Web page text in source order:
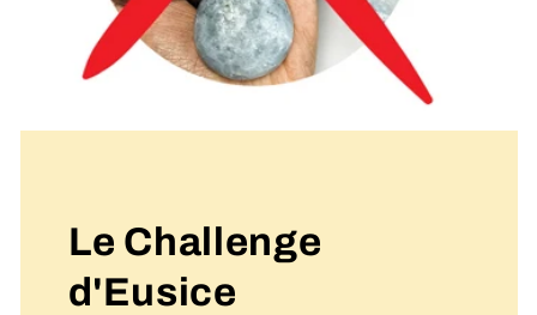
Le Challenge
d'Eusice